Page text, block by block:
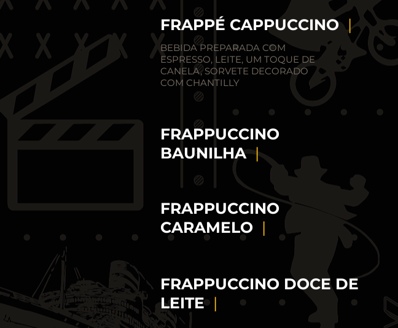
FRAPPÉ CAPPUCCINO|
BEBIDA PREPARADA COM
ESPRESSO, LEITE, UM TOQUE DE
CANELA, SORVETE DECORADO
COM CHANTILLY
FRAPPUCCINO
BAUNILHA|
FRAPPUCCINO
CARAMELO |
FRAPPUCCINO DOCE DE
LEITE |